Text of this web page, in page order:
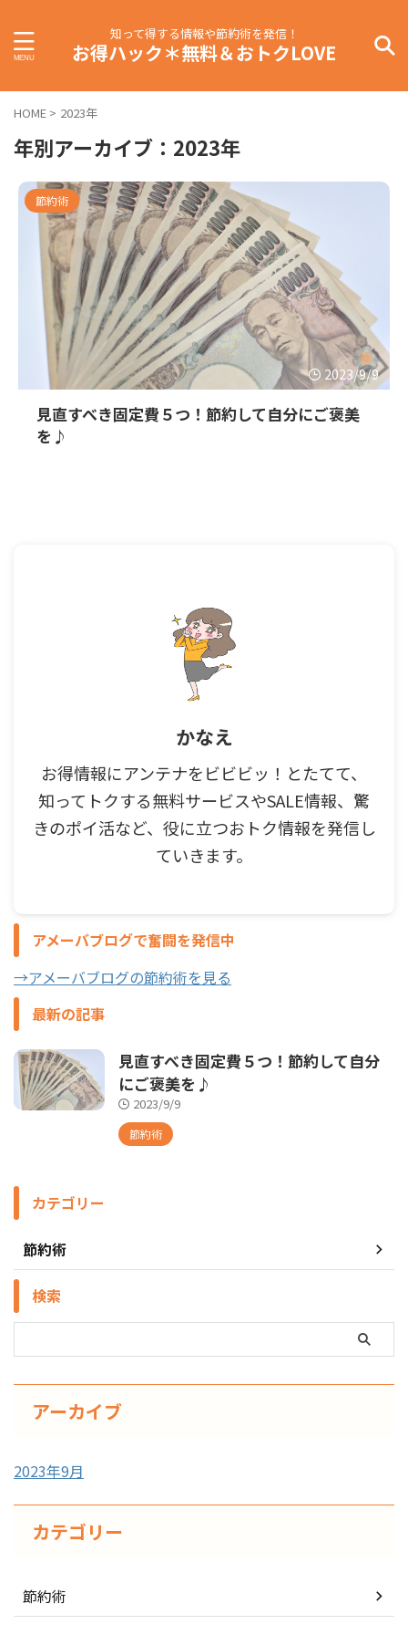
知って得する情報や節約術を発信！
お得ハック＊無料＆おトクLOVE
HOME > 2023年
年別アーカイブ：2023年
2023/9/9
節約術
見直すべき固定費５つ！節約して自分にご褒美
を♪
かなえ
お得情報にアンテナをビビビッ！とたてて、
知ってトクする無料サービスやSALE情報、驚
きのポイ活など、役に立つおトク情報を発信し
ていきます。
アメーバブログで奮闘を発信中
→アメーバブログの節約術を見る
最新の記事
見直すべき固定費５つ！節約して自分
にご褒美を♪
2023/9/9
節約術
カテゴリー
節約術
検索
アーカイブ
2023年9月
カテゴリー
節約術